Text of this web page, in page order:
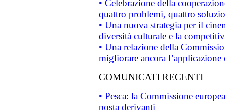
• Celebrazione della
quattro problemi, quattro
• Una nuova strategia per il
diversità culturale e la
• Una relazione della
migliorare ancora
COMUNICATI RECENTI
• Pesca: la Commissione
posta derivanti